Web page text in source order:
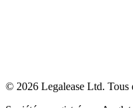
© 2026 Legalease Ltd. Tous